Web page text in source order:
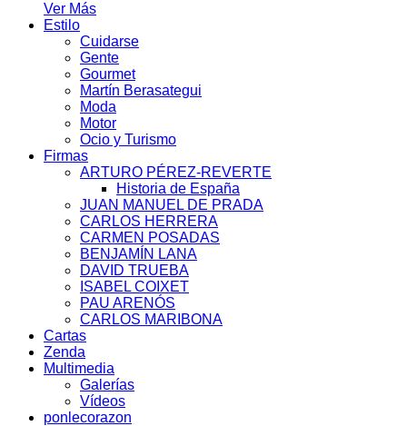
Ver Más
Estilo
Cuidarse
Gente
Gourmet
Martín Berasategui
Moda
Motor
Ocio y Turismo
Firmas
ARTURO PÉREZ-REVERTE
Historia de España
JUAN MANUEL DE PRADA
CARLOS HERRERA
CARMEN POSADAS
BENJAMÍN LANA
DAVID TRUEBA
ISABEL COIXET
PAU ARENÓS
CARLOS MARIBONA
Cartas
Zenda
Multimedia
Galerías
Vídeos
ponlecorazon